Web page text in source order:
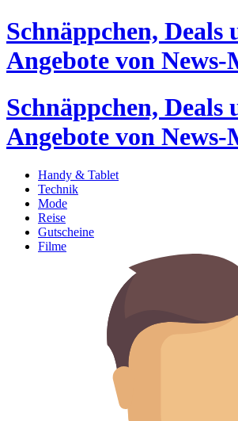
Schnäppchen, Deals
Angebote von News-
Schnäppchen, Deals
Angebote von News-
Handy & Tablet
Technik
Mode
Reise
Gutscheine
Filme